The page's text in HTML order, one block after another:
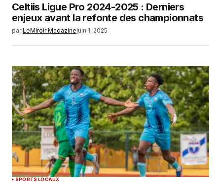
Celtiis Ligue Pro 2024-2025 : Derniers
enjeux avant la refonte des championnats
par LeMiroir Magazinejuin 1, 2025
SPORTS LOCAUX